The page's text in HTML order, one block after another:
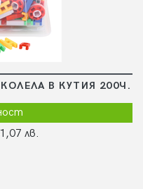
В КУТИЯ 200Ч.
лв.